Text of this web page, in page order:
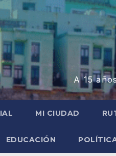
A 15
MI CIUDAD
EDUCACIÓN